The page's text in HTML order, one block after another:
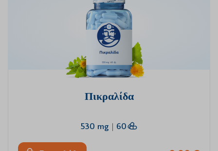
Πικραλίδα
530 mg | 60